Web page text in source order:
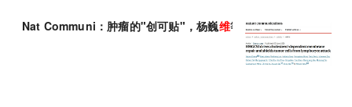
Nat Communi：肿瘤的"创可贴"，杨巍维等团队揭示胆固醇帮癌